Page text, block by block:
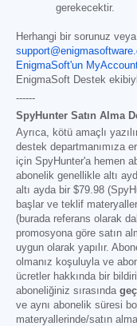
gerekecektir.
Herhangi bir sorunuz
EnigmaSoft'un
EnigmaSoft Destek
------
SpyHunter Satın Alma
Ayrıca, kötü amaçlı
destek departmanımıza
için SpyHunter'a hemen
abonelik genellikle altı
altı ayda bir $79.98
başlar ve teklif
(burada referans olarak
promosyona göre satın
uygun olarak yapılır.
olmanız koşuluyla ve
ücretler hakkında bir
aboneliğiniz sırasında
ve aynı abonelik süresi
materyallerinde/satın